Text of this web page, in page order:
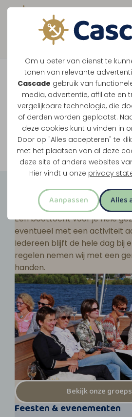
Om u beter van dienst te
tonen van relevante
Cascade gebruik van
media, advertentie, affiliate en
vergelijkbare technologie, die
of derden worden geplaatst.
deze cookies kunt u vinden in
Door op "Alles accepteren" te
met het plaatsen van al deze
deze site of andere websites
Hier vindt u onze privacy
Aanpassen Alles
Boek direct je
Vaar je
Ondanks de lage
onze vaarten
Bekijk onze
Groepsuitjes
Een boottocht voor je hele
eventueel met een activiteit
Iedereen blijft de hele dag bij
regelen nemen wij met een
handen.
Bekijk onze
Feesten & evenementen